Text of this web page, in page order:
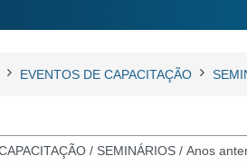
EVENTOS DE CAPACITAÇÃO